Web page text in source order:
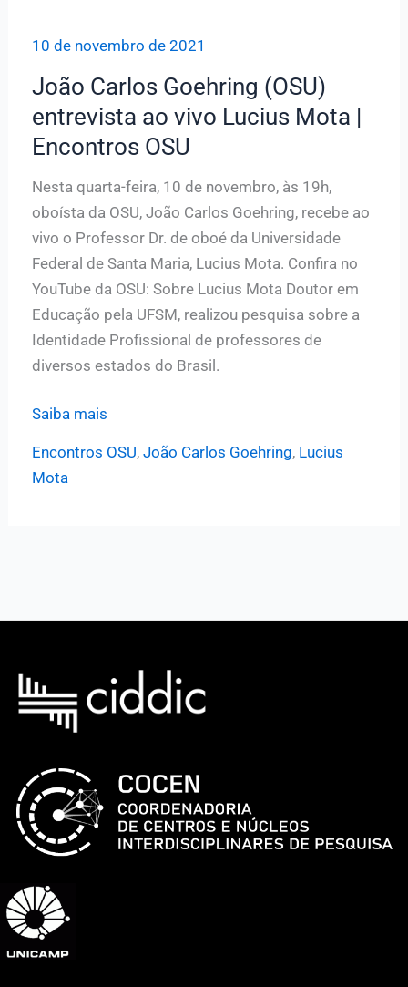
10 de novembro de 2021
João Carlos Goehring (OSU)
entrevista ao vivo Lucius Mota |
Encontros OSU
Nesta quarta-feira, 10 de novembro, às 19h,
oboísta da OSU, João Carlos Goehring, recebe ao
vivo o Professor Dr. de oboé da Universidade
Federal de Santa Maria, Lucius Mota. Confira no
YouTube da OSU: Sobre Lucius Mota Doutor em
Educação pela UFSM, realizou pesquisa sobre a
Identidade Profissional de professores de
diversos estados do Brasil.
João
Mota
OSU
Saiba mais
Encontros OSU, João Carlos Goehring, Lucius
Mota